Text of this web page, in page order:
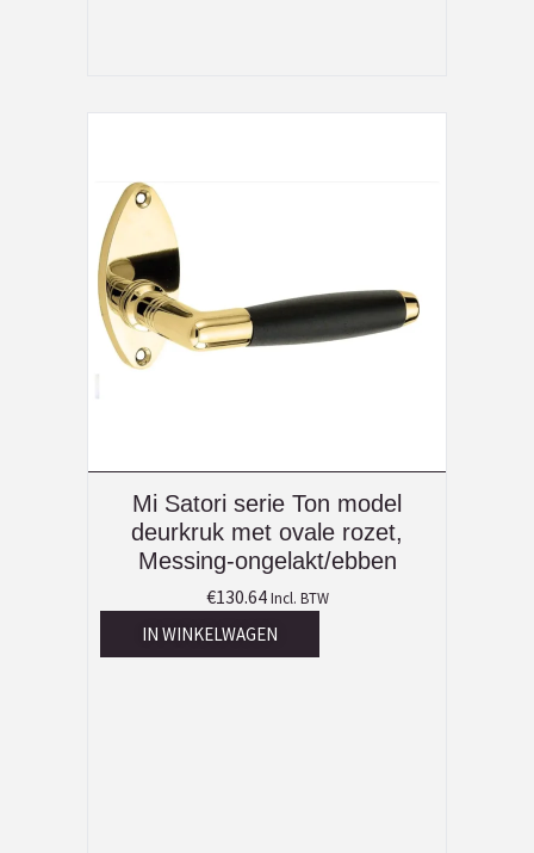
Mi Satori serie Ton model
deurkruk met ovale rozet,
Messing-ongelakt/ebben
€130.64 Incl. BTW
IN WINKELWAGEN